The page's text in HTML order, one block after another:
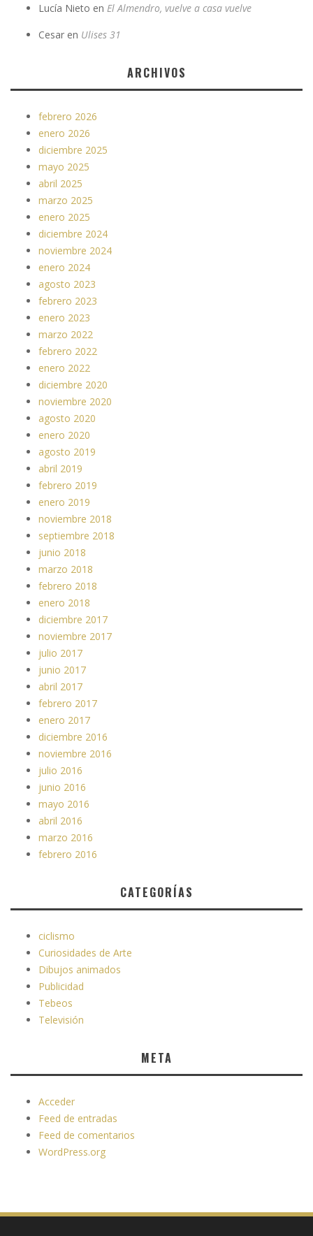
Lucía Nieto en El Almendro, vuelve a casa vuelve
Cesar en Ulises 31
ARCHIVOS
febrero 2026
enero 2026
diciembre 2025
mayo 2025
abril 2025
marzo 2025
enero 2025
diciembre 2024
noviembre 2024
enero 2024
agosto 2023
febrero 2023
enero 2023
marzo 2022
febrero 2022
enero 2022
diciembre 2020
noviembre 2020
agosto 2020
enero 2020
agosto 2019
abril 2019
febrero 2019
enero 2019
noviembre 2018
septiembre 2018
junio 2018
marzo 2018
febrero 2018
enero 2018
diciembre 2017
noviembre 2017
julio 2017
junio 2017
abril 2017
febrero 2017
enero 2017
diciembre 2016
noviembre 2016
julio 2016
junio 2016
mayo 2016
abril 2016
marzo 2016
febrero 2016
CATEGORÍAS
ciclismo
Curiosidades de Arte
Dibujos animados
Publicidad
Tebeos
Televisión
META
Acceder
Feed de entradas
Feed de comentarios
WordPress.org